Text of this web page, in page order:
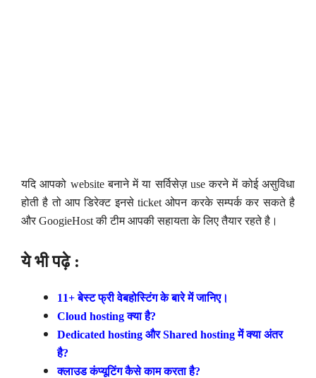
यदि आपको website बनाने में या सर्विसेज़ use करने में कोई असुविधा
होती है तो आप डिरेक्ट इनसे ticket ओपन करके सम्पर्क कर सकते है
और GoogieHost की टीम आपकी सहायता के लिए तैयार रहते है।
ये भी पढ़े :
11+ बेस्ट फ्री वेबहोस्टिंग के बारे में जानिए।
Cloud hosting क्या है?
Dedicated hosting और Shared hosting में क्या अंतर
है?
क्लाउड कंप्यूटिंग कैसे काम करता है?